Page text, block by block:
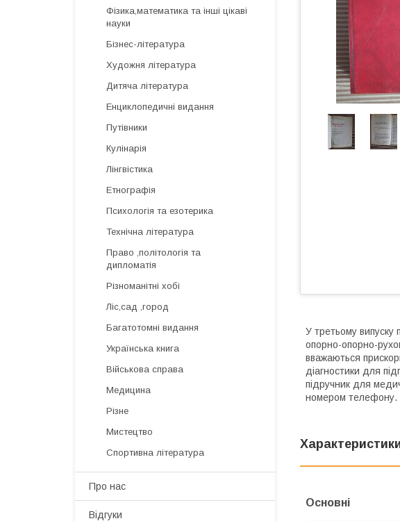
У третьому випуску
опорно-опорно-
вважаються
діагностики для
підручник для
номером телефону.
Основні
Фізика,математика та інші цікаві
науки
Бізнес-література
Художня література
Дитяча література
Енциклопедичні видання
Путівники
Кулінарія
Лінгвістика
Етнографія
Психологія та езотерика
Технічна література
Право ,політологія та
дипломатія
Різноманітні хобі
Ліс,сад ,город
Багатотомні видання
Українська книга
Військова справа
Медицина
Різне
Мистецтво
Спортивна література
Про нас
Відгуки